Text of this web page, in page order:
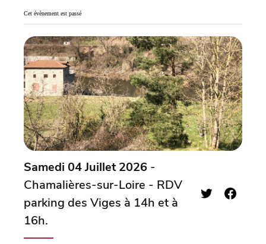
Cet évènement est passé
Samedi 04 Juillet 2026 -
Chamalières-sur-Loire - RDV
parking des Viges à 14h et à
16h.